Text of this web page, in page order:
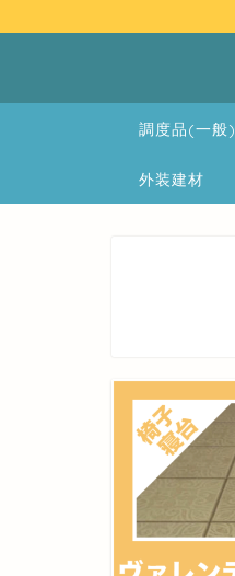
調度品(一般)
外装建材